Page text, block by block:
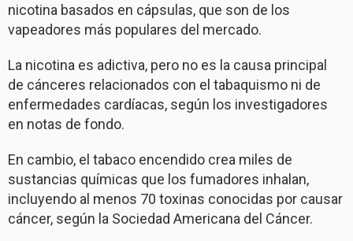
nicotina basados en cápsulas, que son de los
vapeadores más populares del mercado.
La nicotina es adictiva, pero no es la causa principal
de cánceres relacionados con el tabaquismo ni de
enfermedades cardíacas, según los investigadores
en notas de fondo.
En cambio, el tabaco encendido crea miles de
sustancias químicas que los fumadores inhalan,
incluyendo al menos 70 toxinas conocidas por causar
cáncer, según la Sociedad Americana del Cáncer.